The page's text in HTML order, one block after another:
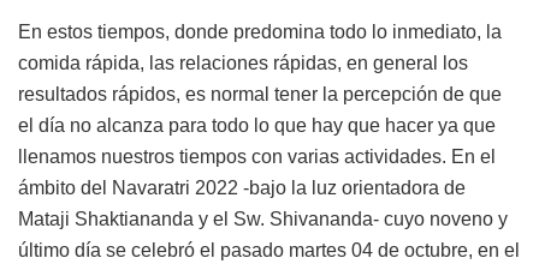
En estos tiempos, donde predomina todo lo inmediato, la
comida rápida, las relaciones rápidas, en general los
resultados rápidos, es normal tener la percepción de que
el día no alcanza para todo lo que hay que hacer ya que
llenamos nuestros tiempos con varias actividades. En el
ámbito del Navaratri 2022 -bajo la luz orientadora de
Mataji Shaktiananda y el Sw. Shivananda- cuyo noveno y
último día se celebró el pasado martes 04 de octubre, en el